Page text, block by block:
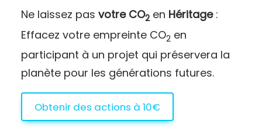
Ne laissez pas votre CO2en Héritage:
Effacez votre empreinte CO2 en
participant à un projet qui préservera la
planète pour les générations futures.
Obtenir des actions à 10€